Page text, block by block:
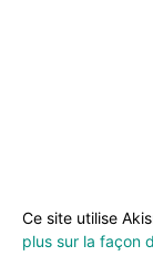
Ce site utilise
plus sur la façon